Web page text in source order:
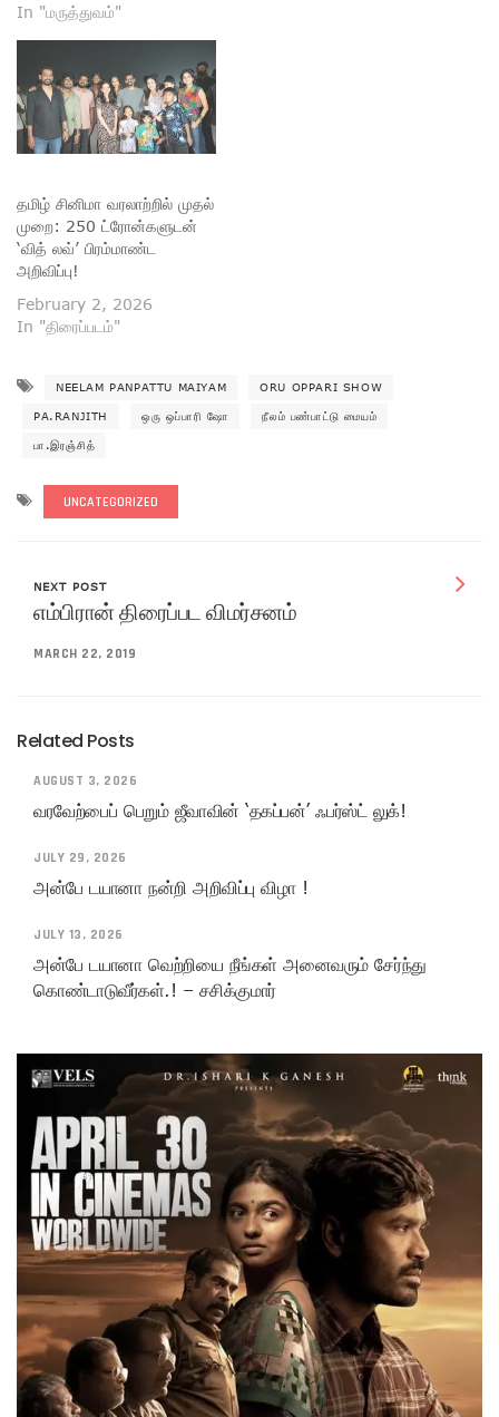
In "மருத்துவம்"
தமிழ் சினிமா வரலாற்றில் முதல்
முறை: 250 ட்ரோன்களுடன்
‘வித் லவ்’ பிரம்மாண்ட
அறிவிப்பு!
February 2, 2026
In "திரைப்படம்"
NEELAM PANPATTU MAIYAM ORU OPPARI SHOW
PA.RANJITH ஒரு ஒப்பாரி ஷோ நீலம் பண்பாட்டு மையம்
பா.இரஞ்சித்
UNCATEGORIZED
NEXT POST
எம்பிரான் திரைப்பட விமர்சனம்
MARCH 22, 2019
Related Posts
AUGUST 3, 2026
வரவேற்பைப் பெறும் ஜீவாவின் ‘தகப்பன்’ ஃபர்ஸ்ட் லுக்!
JULY 29, 2026
அன்பே டயானா நன்றி அறிவிப்பு விழா !
JULY 13, 2026
அன்பே டயானா வெற்றியை நீங்கள் அனைவரும் சேர்ந்து
கொண்டாடுவீர்கள்.! – சசிக்குமார்